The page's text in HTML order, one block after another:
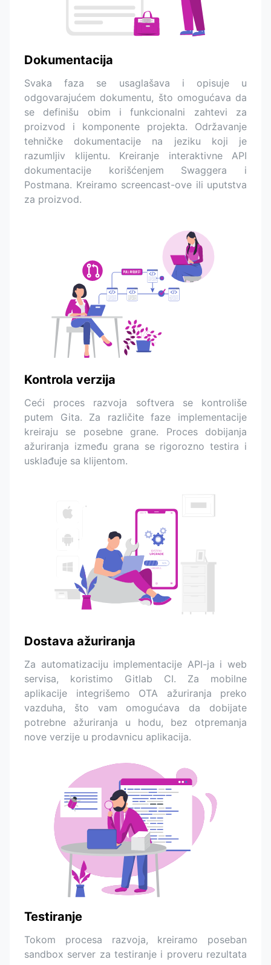
Dokumentacija
Svaka faza se usaglašava i opisuje u
odgovarajućem dokumentu, što omogućava da
se definišu obim i funkcionalni zahtevi za
proizvod i komponente projekta. Održavanje
tehničke dokumentacije na jeziku koji je
razumljiv klijentu. Kreiranje interaktivne API
dokumentacije korišćenjem Swaggera i
Postmana. Kreiramo screencast-ove ili uputstva
za proizvod.
Kontrola verzija
Ceći proces razvoja softvera se kontroliše
putem Gita. Za različite faze implementacije
kreiraju se posebne grane. Proces dobijanja
ažuriranja između grana se rigorozno testira i
usklađuje sa klijentom.
Dostava ažuriranja
Za automatizaciju implementacije API-ja i web
servisa, koristimo Gitlab CI. Za mobilne
aplikacije integrišemo OTA ažuriranja preko
vazduha, što vam omogućava da dobijate
potrebne ažuriranja u hodu, bez otpremanja
nove verzije u prodavnicu aplikacija.
Testiranje
Tokom procesa razvoja, kreiramo poseban
sandbox server za testiranje i proveru rezultata